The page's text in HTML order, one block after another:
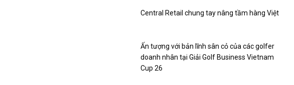
Central Retail chung tay nâng tầm hàng Việt
Ấn tượng với bản lĩnh sân cỏ của các golfer
doanh nhân tại Giải Golf Business Vietnam
Cup 26